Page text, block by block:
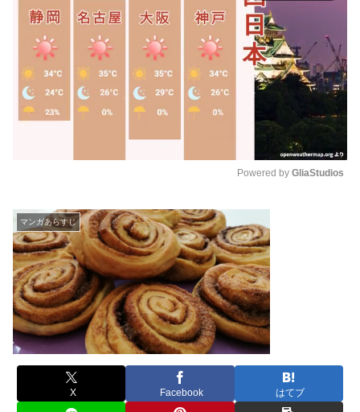
Powered by GliaStudios
マンガあらすじ
X Facebook はてブ